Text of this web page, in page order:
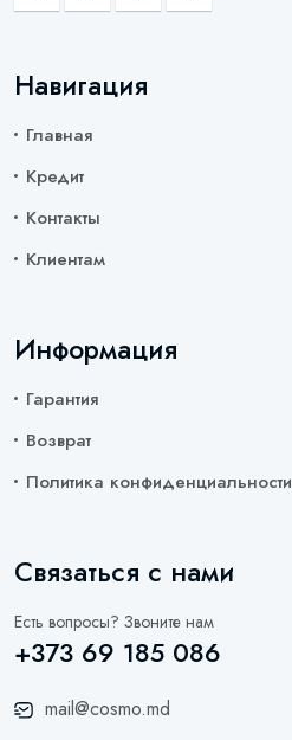
Навигация
Главная
Кредит
Контакты
Клиентам
Информация
Гарантия
Возврат
Политика конфиденциальности
Связаться с нами
Есть вопросы? Звоните нам
+373 69 185 086
mail@cosmo.md